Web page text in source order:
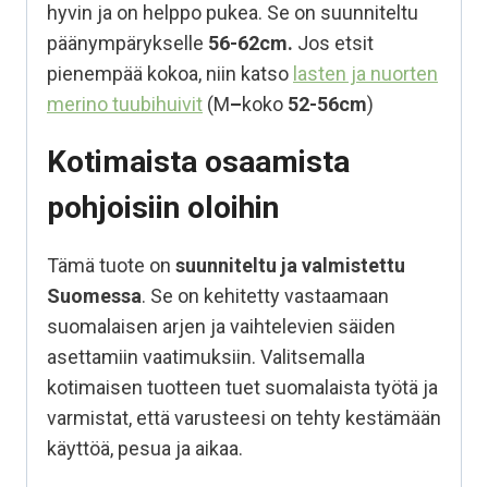
hyvin ja on helppo pukea. Se on suunniteltu
päänympärykselle 56-62cm. Jos etsit
pienempää kokoa, niin katso lasten ja nuorten
merino tuubihuivit (M–koko 52-56cm)
Kotimaista osaamista
pohjoisiin oloihin
Tämä tuote on suunniteltu ja valmistettu
Suomessa. Se on kehitetty vastaamaan
suomalaisen arjen ja vaihtelevien säiden
asettamiin vaatimuksiin. Valitsemalla
kotimaisen tuotteen tuet suomalaista työtä ja
varmistat, että varusteesi on tehty kestämään
käyttöä, pesua ja aikaa.